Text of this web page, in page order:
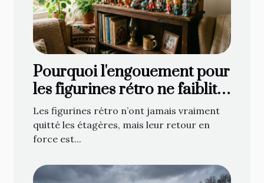
Pourquoi l'engouement pour
les figurines rétro ne faiblit
jamais
Les figurines rétro n’ont jamais vraiment
quitté les étagères, mais leur retour en
force est...